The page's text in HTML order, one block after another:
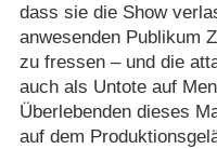
dass sie die Show
anwesenden Publikum
zu fressen – und die
auch als Untote auf
Überlebenden dieses
auf dem